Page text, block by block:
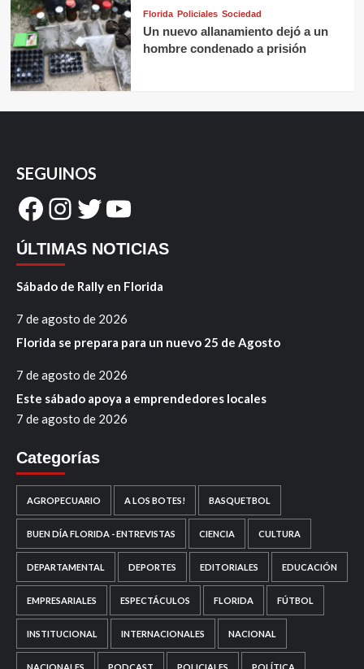
Florida Policiales Sociedad
Un nuevo allanamiento dejó a un
hombre condenado a prisión
SEGUINOS
Facebook
Instagram
Twitter
YouTube
ÚLTIMAS NOTICIAS
Sábado de Rally en Florida
7 de agosto de 2026
Florida se prepara para un nuevo 25 de Agosto
7 de agosto de 2026
Este sábado apoya a emprendedores locales
7 de agosto de 2026
Categorías
AGROPECUARIO A LOS BOTES! BASQUETBOL
BUEN DÍA FLORIDA - ENTREVISTAS CIENCIA CULTURA
DEPARTAMENTAL DEPORTES EDITORIALES EDUCACIÓN
EMPRESARIALES ESPECTÁCULOS FLORIDA FÚTBOL
INSTITUCIONAL INTERNACIONALES NACIONAL